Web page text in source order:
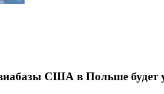
США в Польше